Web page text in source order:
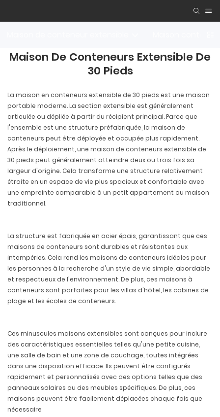
Maison De Conteneurs Extensible De
30 Pieds
La maison en conteneurs extensible de 30 pieds est une maison
portable moderne. La section extensible est généralement
articulée ou dépliée à partir du récipient principal. Parce que
l'ensemble est une structure préfabriquée, la maison de
conteneurs peut être déployée et occupée plus rapidement.
Après le déploiement, une maison de conteneurs extensible de
30 pieds peut généralement atteindre deux ou trois fois sa
largeur d'origine. Cela transforme une structure relativement
étroite en un espace de vie plus spacieux et confortable avec
une empreinte comparable à un petit appartement ou maison
traditionnel.
La structure est fabriquée en acier épais, garantissant que ces
maisons de conteneurs sont durables et résistantes aux
intempéries. Cela rend les maisons de conteneurs idéales pour
les personnes à la recherche d'un style de vie simple, abordable
et respectueux de l'environnement. De plus, ces maisons à
conteneurs sont parfaites pour les villas d'hôtel, les cabines de
plage et les écoles de conteneurs.
Ces minuscules maisons extensibles sont conçues pour inclure
des caractéristiques essentielles telles qu'une petite cuisine,
une salle de bain et une zone de couchage, toutes intégrées
dans une disposition efficace. Ils peuvent être configurés
rapidement et personnalisés avec des options telles que des
panneaux solaires ou des meubles spécifiques. De plus, ces
maisons peuvent être facilement déplacées chaque fois que
nécessaire